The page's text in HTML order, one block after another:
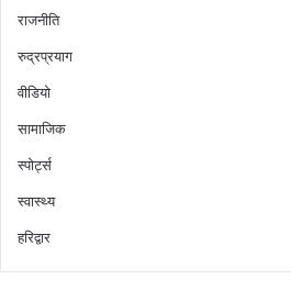
राजनीति
रुद्रप्रयाग
वीडियो
सामाजिक
स्पोर्ट्स
स्वास्थ्य
हरिद्वार